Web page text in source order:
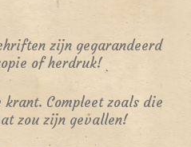
zijn gegarandeerd
of herdruk!
krant. Compleet zoals die
zou zijn gevallen!